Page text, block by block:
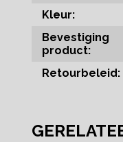
Kleur:
Bevestiging
product:
Retourbeleid: